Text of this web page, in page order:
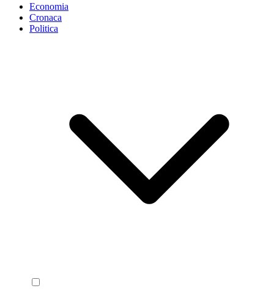
Economia
Cronaca
Politica